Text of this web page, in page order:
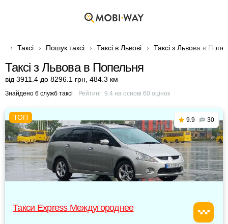
Таксі Пошук таксі Таксі в Львові Таксі з Львова в
Таксі з Львова в Попельня
від 3911.4 до 8296.1 грн 484.3 км
Знайдено 6 служб таксі Рейтинг: 9.4на основі 60 оцінок
9.9 30
Такси Express Междугороднее